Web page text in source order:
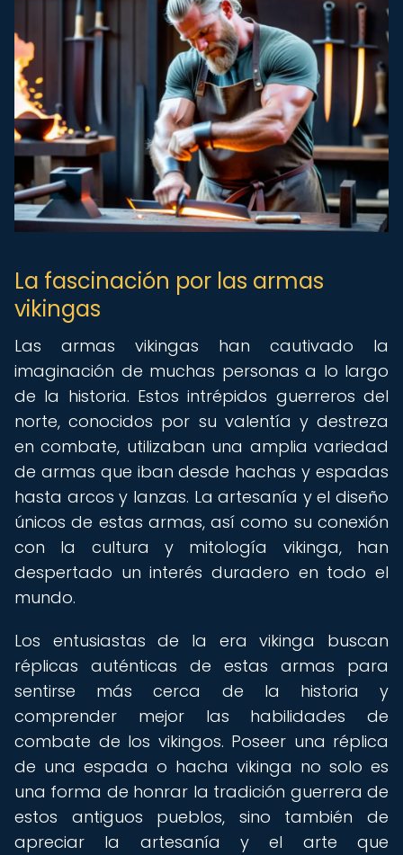
La fascinación por las armas
vikingas
Las armas vikingas han cautivado la
imaginación de muchas personas a lo largo
de la historia. Estos intrépidos guerreros del
norte, conocidos por su valentía y destreza
en combate, utilizaban una amplia variedad
de armas que iban desde hachas y espadas
hasta arcos y lanzas. La artesanía y el diseño
únicos de estas armas, así como su conexión
con la cultura y mitología vikinga, han
despertado un interés duradero en todo el
mundo.
Los entusiastas de la era vikinga buscan
réplicas auténticas de estas armas para
sentirse más cerca de la historia y
comprender mejor las habilidades de
combate de los vikingos. Poseer una réplica
de una espada o hacha vikinga no solo es
una forma de honrar la tradición guerrera de
estos antiguos pueblos, sino también de
apreciar la artesanía y el arte que